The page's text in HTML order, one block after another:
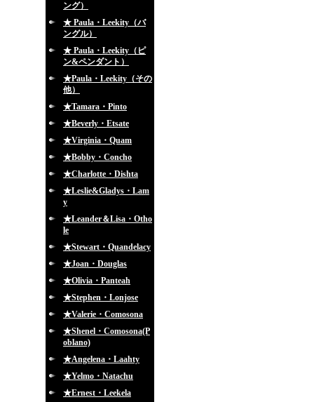
ング）
★ Paula・Leekity（バ
ングル）
★ Paula・Leekity（ピ
ン&ペンダント）
★Paula・Leekity（その
他）
★Tamara・Pinto
★Beverly・Etsate
★Virginia・Quam
★Bobby・Concho
★Charlotte・Dishta
★Leslie&Gladys・Lam
y
★Leander＆Lisa・Otho
le
★Stewart・Quandelacy
★Joan・Douglas
★Olivia・Panteah
★Stephen・Lonjose
★Valerie・Comosona
★Shenel・Comosona(P
oblano)
★Angelena・Laahty
★Yelmo・Natachu
★Ernest・Leekela